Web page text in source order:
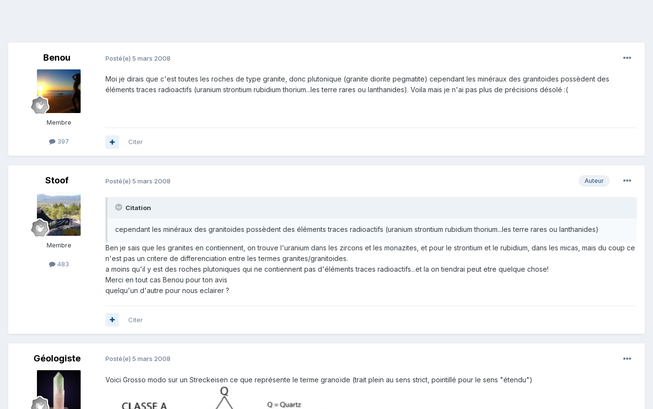
Benou
Membre
397
Posté(e) 5 mars 2008
Moi je dirais que c'est toutes les roches de type granite, donc plutonique (granite diorite pegmatite) cependant les minéraux des granitoides possèdent des
éléments traces radioactifs (uranium strontium rubidium thorium...les terre rares ou lanthanides). Voila mais je n'ai pas plus de précisions désolé :(
Citer
Stoof
Membre
483
Auteur
Posté(e) 5 mars 2008
Citation
cependant les minéraux des granitoides possèdent des éléments traces radioactifs (uranium strontium rubidium thorium...les terre rares ou lanthanides)
Ben je sais que les granites en contiennent, on trouve l'uranium dans les zircons et les monazites, et pour le strontium et le rubidium, dans les micas, mais du coup ce
n'est pas un critere de differenciation entre les termes granites/granitoides.
a moins qu'il y est des roches plutoniques qui ne contiennent pas d'éléments traces radioactifs...et la on tiendrai peut etre quelque chose!
Merci en tout cas Benou pour ton avis
quelqu'un d'autre pour nous eclairer ?
Citer
Géologiste Posté(e) 5 mars 2008
Voici Grosso modo sur un Streckeisen ce que représente le terme granoïde (trait plein au sens strict, pointillé pour le sens "étendu")